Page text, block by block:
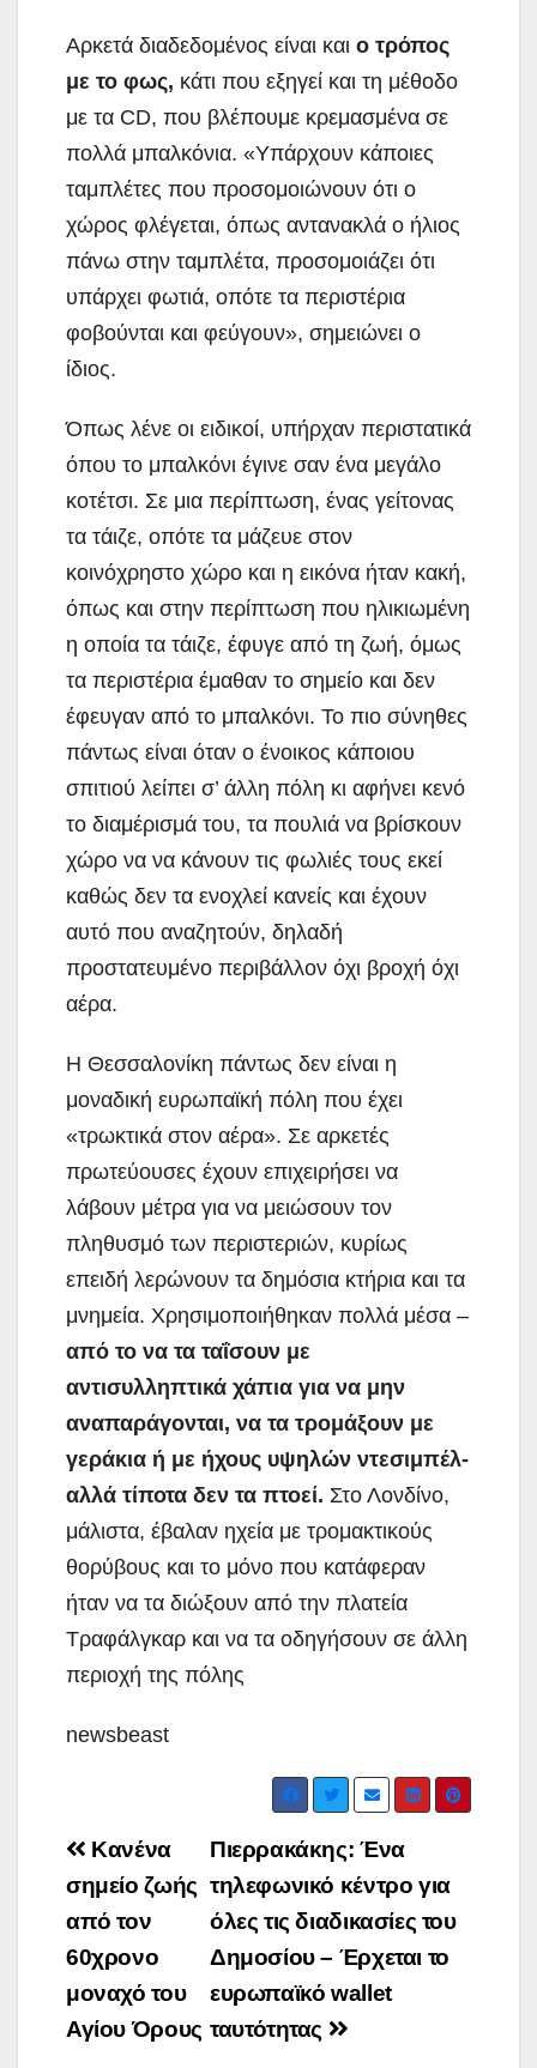
Αρκετά διαδεδομένος είναι και ο τρόπος
με το φως, κάτι που εξηγεί και τη μέθοδο
με τα CD, που βλέπουμε κρεμασμένα σε
πολλά μπαλκόνια. «Υπάρχουν κάποιες
ταμπλέτες που προσομοιώνουν ότι ο
χώρος φλέγεται, όπως αντανακλά ο ήλιος
πάνω στην ταμπλέτα, προσομοιάζει ότι
υπάρχει φωτιά, οπότε τα περιστέρια
φοβούνται και φεύγουν», σημειώνει ο
ίδιος.
Όπως λένε οι ειδικοί, υπήρχαν περιστατικά
όπου το μπαλκόνι έγινε σαν ένα μεγάλο
κοτέτσι. Σε μια περίπτωση, ένας γείτονας
τα τάιζε, οπότε τα μάζευε στον
κοινόχρηστο χώρο και η εικόνα ήταν κακή,
όπως και στην περίπτωση που ηλικιωμένη
η οποία τα τάιζε, έφυγε από τη ζωή, όμως
τα περιστέρια έμαθαν το σημείο και δεν
έφευγαν από το μπαλκόνι. Το πιο σύνηθες
πάντως είναι όταν ο ένοικος κάποιου
σπιτιού λείπει σ’ άλλη πόλη κι αφήνει κενό
το διαμέρισμά του, τα πουλιά να βρίσκουν
χώρο να να κάνουν τις φωλιές τους εκεί
καθώς δεν τα ενοχλεί κανείς και έχουν
αυτό που αναζητούν, δηλαδή
προστατευμένο περιβάλλον όχι βροχή όχι
αέρα.
Η Θεσσαλονίκη πάντως δεν είναι η
μοναδική ευρωπαϊκή πόλη που έχει
«τρωκτικά στον αέρα». Σε αρκετές
πρωτεύουσες έχουν επιχειρήσει να
λάβουν μέτρα για να μειώσουν τον
πληθυσμό των περιστεριών, κυρίως
επειδή λερώνουν τα δημόσια κτήρια και τα
μνημεία. Χρησιμοποιήθηκαν πολλά μέσα –
από το να τα ταΐσουν με
αντισυλληπτικά χάπια για να μην
αναπαράγονται, να τα τρομάξουν με
γεράκια ή με ήχους υψηλών ντεσιμπέλ-
αλλά τίποτα δεν τα πτοεί. Στο Λονδίνο,
μάλιστα, έβαλαν ηχεία με τρομακτικούς
θορύβους και το μόνο που κατάφεραν
ήταν να τα διώξουν από την πλατεία
Τραφάλγκαρ και να τα οδηγήσουν σε άλλη
περιοχή της πόλης
newsbeast
Post
navigation
Πιερρακάκης: Ένα
τηλεφωνικό κέντρο για
όλες τις διαδικασίες του
Δημοσίου – Έρχεται το
ευρωπαϊκό wallet
ταυτότητας
Κανένα
σημείο ζωής
από τον
60χρονο
μοναχό του
Αγίου Όρους